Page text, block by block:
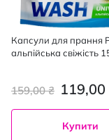
Капсули для прання
альпійська свіжість
119,00
159,00 ₴
Купити